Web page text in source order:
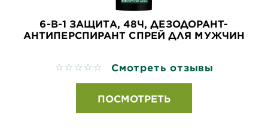
6-В-1 ЗАЩИТА, 48Ч, ДЕЗОДОРАНТ-
АНТИПЕРСПИРАНТ СПРЕЙ ДЛЯ МУЖЧИН
No reviews Смотреть отзывы
ПОСМОТРЕТЬ